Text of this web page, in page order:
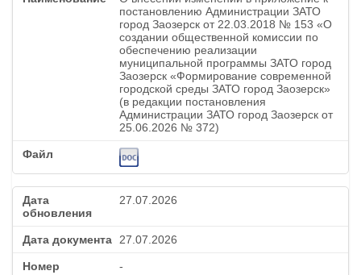
постановлению Администрации ЗАТО
город Заозерск от 22.03.2018 № 153 «О
создании общественной комиссии по
обеспечению реализации
муниципальной программы ЗАТО город
Заозерск «Формирование современной
городской среды ЗАТО город Заозерск»
(в редакции постановления
Администрации ЗАТО город Заозерск от
25.06.2026 № 372)
27.07.2026
27.07.2026
-